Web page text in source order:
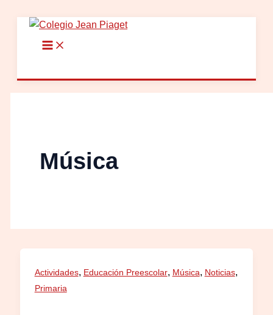
contenido
Música
Actividades, Educación Preescolar, Música, Noticias,
Primaria